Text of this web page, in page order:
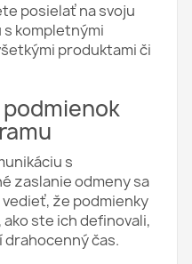
posielať na svoju
kompletnými
produktami či
s
zaslanie odmeny sa
že podmienky
ste ich definovali,
drahocenný čas.